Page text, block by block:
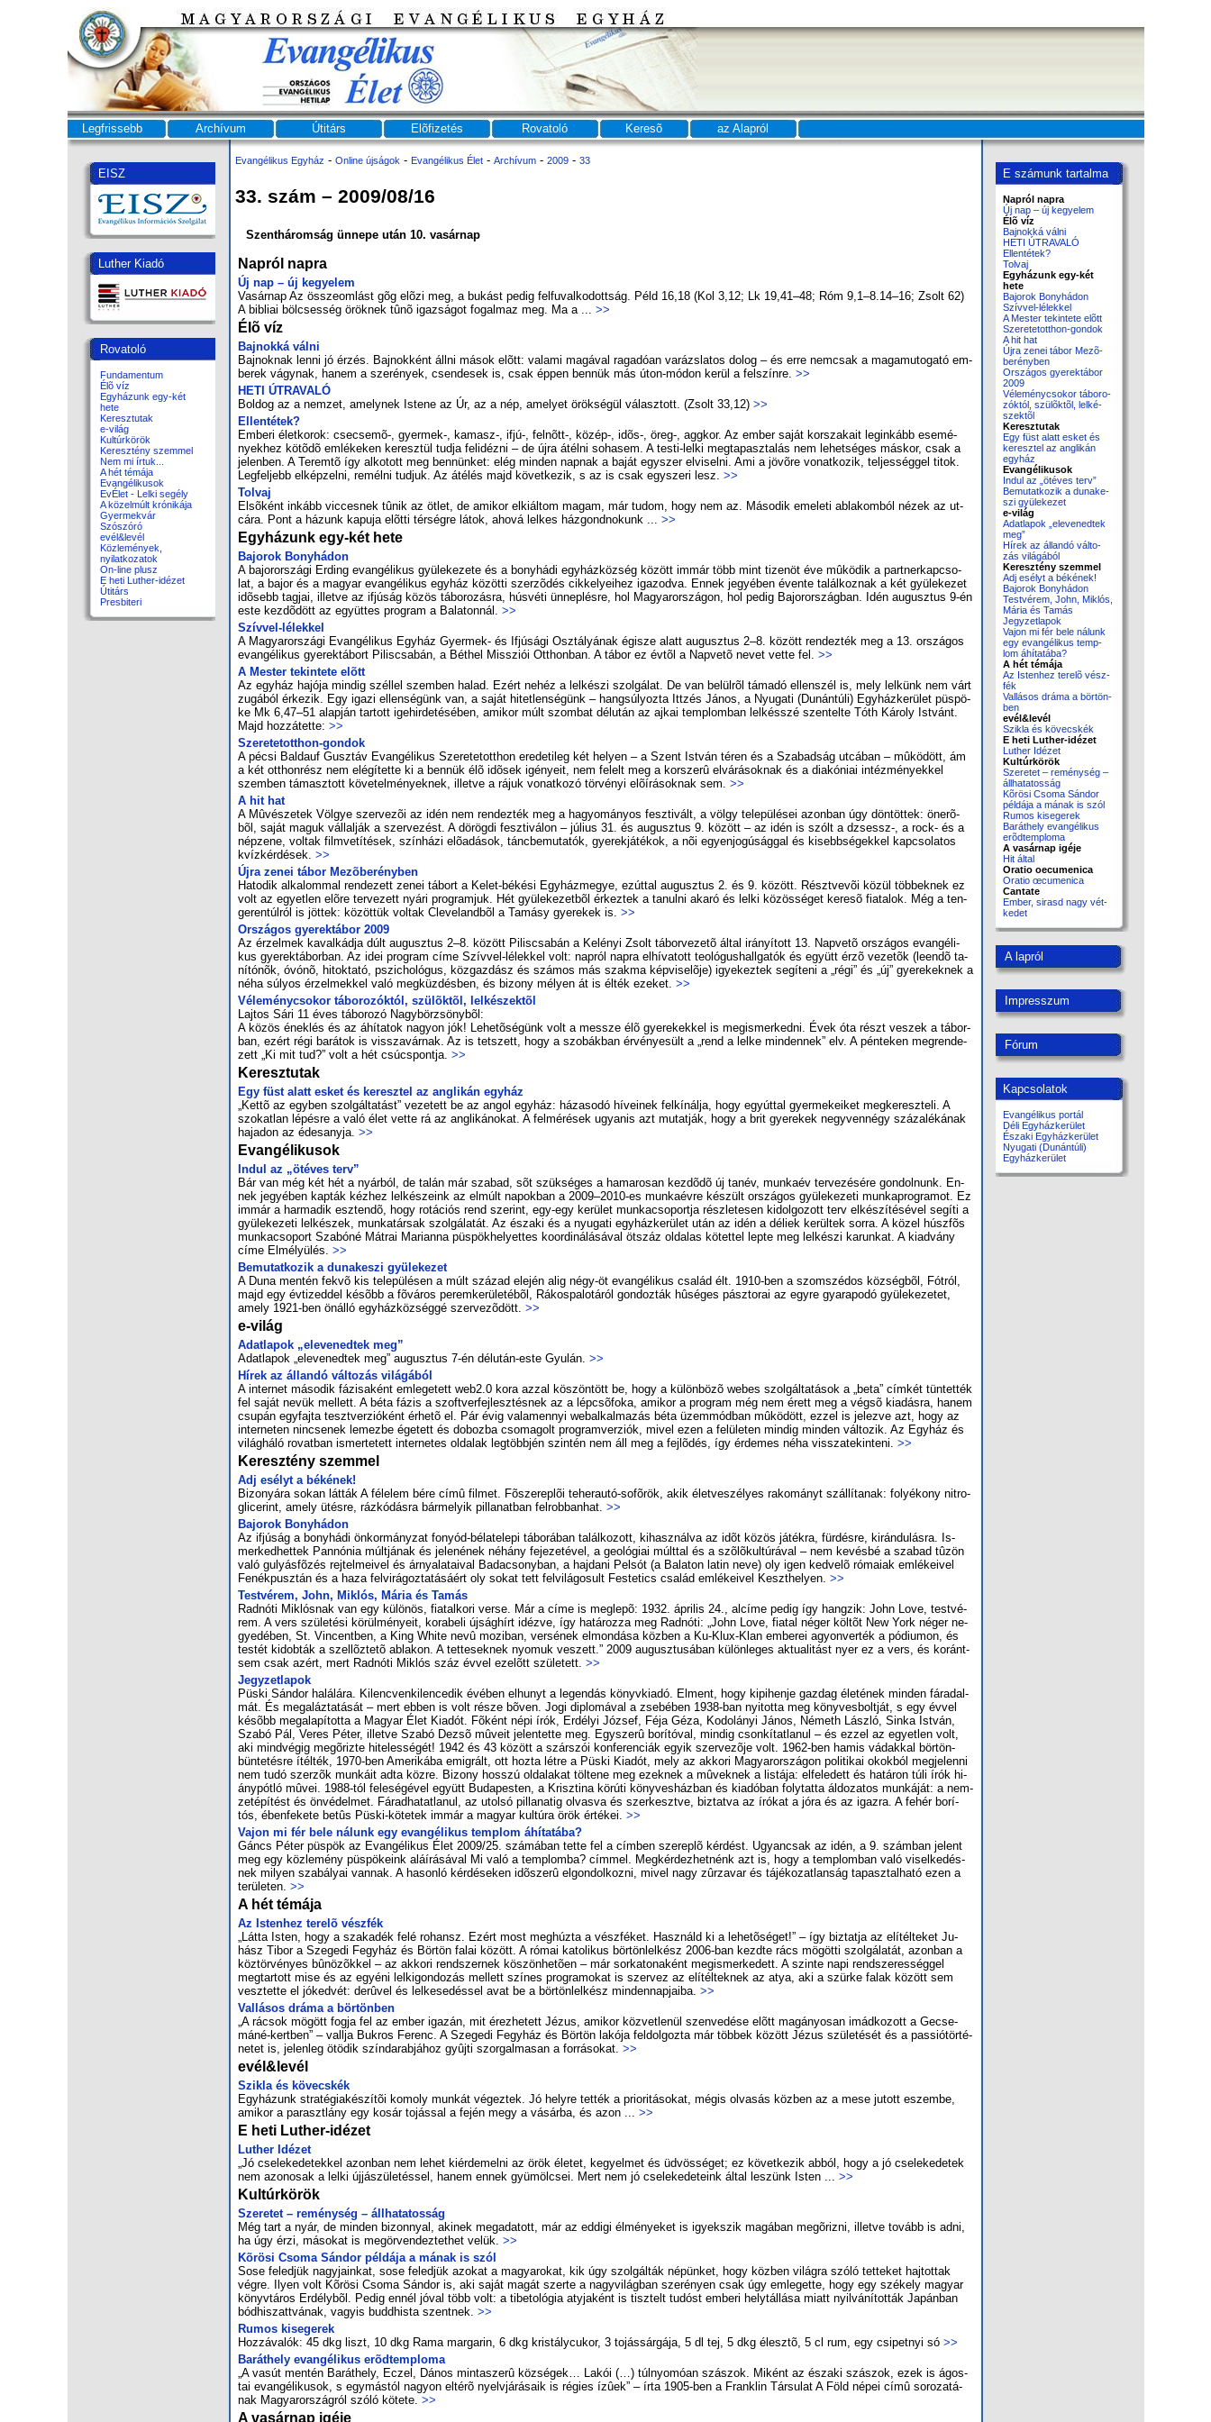
Legfrissebb Archívum Útitárs Elõfizetés Rovatoló Keresõ az Alapról
EISZ
Luther Kiadó
Rovatoló
Fundamentum
Élõ víz
Egyházunk egy-két
hete
Keresztutak
e-világ
Kultúrkörök
Keresztény szemmel
Nem mi írtuk...
A hét témája
Evangélikusok
EvÉlet - Lelki segély
A közelmúlt krónikája
Gyermekvár
Szószóró
evél&levél
Közlemények,
nyilatkozatok
On-line plusz
E heti Luther-idézet
Útitárs
Presbiteri
Evangélikus Egyház - Online újságok- Evangélikus Élet- Archívum- 2009- 33
33. szám – 2009/08/16
Szentháromság ünnepe után 10. vasárnap
Napról napra
Új nap – új kegyelem
Va­sár­nap Az össze­om­lást gõg elõ­zi meg, a bu­kást pe­dig fel­fu­val­ko­dott­ság. Péld 16,18 (Kol 3,12; Lk 19,41–48; Róm 9,1–8.14–16; Zsolt 62)
A bib­li­ai böl­cses­ség örök­nek tû­nõ igaz­sá­got fo­gal­maz meg. Ma a ... >>
Élõ víz
Baj­nok­ká vál­ni
Baj­nok­nak len­ni jó ér­zés. Baj­nok­ként áll­ni má­sok elõtt: va­la­mi ma­gá­val ra­ga­dó­an va­rázs­la­tos do­log – és er­re nem­csak a ma­ga­mu­to­ga­tó em­
be­rek vágy­nak, ha­nem a sze­ré­nyek, csen­de­sek is, csak ép­pen ben­nük más úton-mó­don ke­rül a fel­szín­re. >>
HE­TI ÚT­RA­VA­LÓ
Bol­dog az a nem­zet, amely­nek Is­te­ne az Úr, az a nép, ame­lyet örök­sé­gül vá­lasz­tott. (Zsolt 33,12) >>
El­len­té­tek?
Em­be­ri élet­ko­rok: cse­cse­mõ-, gyer­mek-, ka­masz-, if­jú-, fel­nõtt-, kö­zép-, idõs-, öreg-, agg­kor. Az em­ber sa­ját kor­sza­ka­it leg­in­kább ese­mé­
nyek­hez kö­tõ­dõ em­lé­ke­ken ke­resz­tül tud­ja fel­idéz­ni – de új­ra át­él­ni so­ha­sem. A tes­ti-lel­ki meg­ta­pasz­ta­lás nem le­het­sé­ges más­kor, csak a
je­len­ben. A Te­rem­tõ így al­ko­tott meg ben­nün­ket: elég min­den nap­nak a ba­ját egy­szer el­vi­sel­ni. Ami a jö­võ­re vo­nat­ko­zik, tel­jes­ség­gel ti­tok.
Leg­fel­jebb el­kép­zel­ni, re­mél­ni tud­juk. Az át­élés majd kö­vet­ke­zik, s az is csak egy­sze­ri lesz. >>
Tol­vaj
El­sõ­ként in­kább vic­ces­nek tû­nik az öt­let, de ami­kor el­ki­ál­tom ma­gam, már tu­dom, hogy nem az. Má­so­dik eme­le­ti ab­la­kom­ból né­zek az ut­
cá­ra. Pont a há­zunk ka­pu­ja elõt­ti tér­ség­re lá­tok, aho­vá lel­kes ház­gond­no­kunk ... >>
Egyházunk egy-két hete
Ba­jo­rok Bony­há­don
A ba­jor­or­szá­gi Er­ding evan­gé­li­kus gyü­le­ke­ze­te és a bony­há­di egy­ház­köz­ség kö­zött im­már több mint ti­zen­öt éve mû­kö­dik a part­ner­kap­cso­
lat, a ba­jor és a ma­gyar evan­gé­li­kus egy­ház kö­zöt­ti szer­zõ­dés cik­ke­lye­i­hez iga­zod­va. En­nek je­gyé­ben éven­te ta­lál­koz­nak a két gyü­le­ke­zet
idõ­sebb tag­jai, il­let­ve az if­jú­ság kö­zös tá­bo­ro­zás­ra, hús­vé­ti ün­nep­lés­re, hol Ma­gyar­or­szá­gon, hol pe­dig Ba­jor­or­szág­ban. Idén au­gusz­tus 9-én
es­te kez­dõ­dött az együt­tes prog­ram a Ba­la­ton­nál. >>
Szív­vel-lé­lek­kel
A Ma­gyar­or­szá­gi Evan­gé­li­kus Egy­ház Gyer­mek- és If­jú­sá­gi Osz­tá­lyá­nak égi­sze alatt au­gusz­tus 2–8. kö­zött ren­dez­ték meg a 13. or­szá­gos
evan­gé­li­kus gye­rek­tá­bort Pi­lis­csa­bán, a Bé­thel Misszi­ói Ott­hon­ban. A tá­bor ez év­tõl a Nap­ve­tõ ne­vet vet­te fel. >>
A Mester tekintete elõtt
Az egy­ház ha­jó­ja min­dig ­szél­lel szem­ben ha­lad. Ezért ne­héz a lel­ké­szi szol­gá­lat. De van be­lül­rõl tá­ma­dó el­len­szél is, mely lel­künk nem várt
zu­gá­ból ér­ke­zik. Egy iga­zi el­len­sé­günk van, a sa­ját hi­tet­len­sé­günk – hang­sú­lyoz­ta Itt­zés Já­nos, a Nyu­ga­ti (Du­nán­tú­li) Egy­ház­ke­rü­let püs­pö­
ke Mk 6,47–51 alap­ján tar­tott ige­hir­de­té­sé­ben, ami­kor múlt szom­bat dél­után az aj­kai temp­lom­ban lel­késszé szen­tel­te Tóth Ká­roly Ist­vánt.
Majd hoz­zá­tet­te: >>
Sze­re­tet­ott­hon-gon­dok
A pé­csi Bal­da­uf Gusz­táv Evan­gé­li­kus Sze­re­tet­ott­hon ere­de­ti­leg két he­lyen – a Szent Ist­ván té­ren és a Sza­bad­ság ut­cá­ban – mû­kö­dött, ám
a két ott­hon­rész nem elé­gí­tet­te ki a ben­nük élõ idõ­sek igé­nye­it, nem fe­lelt meg a kor­sze­rû el­vá­rá­sok­nak és a dia­kó­ni­ai in­téz­mé­nyek­kel
szem­ben tá­masz­tott kö­ve­tel­mé­nyek­nek, il­let­ve a rá­juk vo­nat­ko­zó tör­vé­nyi elõ­írá­sok­nak sem. >>
A hit hat
A Mû­vé­sze­tek Völ­gye szer­ve­zõi az idén nem ren­dez­ték meg a ha­gyo­má­nyos fesz­ti­vált, a völgy te­le­pü­lé­sei azon­ban úgy dön­töt­tek: ön­erõ­
bõl, sa­ját ma­guk vál­lal­ják a szer­ve­zést. A dö­rög­di fesz­ti­vá­lon – jú­li­us 31. és au­gusz­tus 9. kö­zött – az idén is szólt a dzsessz-, a rock- és a
nép­ze­ne, vol­tak film­ve­tí­té­sek, szín­há­zi elõ­adá­sok, tánc­be­mu­ta­tók, gye­rek­já­té­kok, a nõi egyen­jo­gú­ság­gal és ki­sebb­sé­gek­kel kap­cso­la­tos
kvíz­kér­dé­sek. >>
Új­ra ze­nei tá­bor Me­zõ­be­rény­ben
Ha­to­dik al­ka­lom­mal ren­de­zett ze­nei tá­bort a Ke­let-bé­ké­si Egy­ház­me­gye, ezúttal augusztus 2. és 9. között. Részt­ve­või kö­zül töb­bek­nek ez
volt az egyet­len elõ­re ter­ve­zett nyá­ri prog­ram­juk. Hét gyü­le­ke­zet­bõl ér­kez­tek a ta­nul­ni aka­ró és lel­ki kö­zös­sé­get ke­re­sõ fi­a­ta­lok. Még a ten­
ge­ren­túl­ról is jöt­tek: kö­zöt­tük vol­tak Cleve­land­bõl a Ta­másy gye­re­kek is. >>
Országos gyerektábor 2009
Az ér­zel­mek ka­val­kád­ja dúlt au­gusz­tus 2–8. kö­zött Pi­lis­csa­bán a Ke­lé­nyi Zsolt tá­bor­ve­ze­tõ ál­tal irá­nyí­tott 13. Nap­ve­tõ or­szá­gos evan­gé­li­
kus gye­rek­tá­bor­ban. Az idei prog­ram cí­me Szív­vel-lé­lek­kel volt: nap­ról nap­ra el­hí­va­tott teo­ló­gus­hall­ga­tók és együtt ér­zõ ve­ze­tõk (le­en­dõ ta­
ní­tó­nõk, óvó­nõ, hit­ok­ta­tó, pszi­cho­ló­gus, köz­gaz­dász és szá­mos más szak­ma kép­vi­se­lõ­je) igye­kez­tek se­gí­te­ni a „ré­gi” és „új” gye­re­kek­nek a
né­ha sú­lyos ér­zel­mek­kel va­ló meg­küz­dés­ben, és bi­zony mé­lyen át is él­ték eze­ket. >>
Vé­le­ménycsokor tá­bo­ro­zók­tól, szü­lõk­tõl, lelké­szek­tõl
Laj­tos Sá­ri 11 éves tá­bo­ro­zó Nagy­bör­zsöny­bõl:
A kö­zös ének­lés és az áhí­ta­tok na­gyon jók! Le­he­tõ­sé­günk volt a messze élõ gye­re­kek­kel is meg­is­mer­ked­ni. Évek óta részt ve­szek a tá­bor­
ban, ezért ré­gi ba­rá­tok is vissza­vár­nak. Az is tet­szett, hogy a szo­bák­ban ér­vé­nye­sült a „rend a lel­ke minden­nek” elv. A pén­te­ken meg­ren­de­
zett „Ki mit tud?” volt a hét csúcs­pont­ja. >>
Keresztutak
Egy füst alatt es­ket és ke­resz­tel az ang­li­kán egy­ház
„Ket­tõ az egy­ben szol­gál­ta­tást” ve­ze­tett be az an­gol egy­ház: há­za­so­dó hí­ve­i­nek fel­kí­nál­ja, hogy egy­út­tal gyer­me­ke­i­ket megke­resz­te­li. A
szo­kat­lan lé­pés­re a va­ló élet vet­te rá az ang­li­ká­no­kat. A fel­mé­ré­sek ugyan­is azt mu­tat­ják, hogy a brit gye­re­kek negy­ven­négy szá­za­lé­ká­nak
ha­ja­don az édes­any­ja. >>
Evangélikusok
In­dul az „öt­éves terv”
Bár van még két hét a nyár­ból, de ta­lán már sza­bad, sõt szük­sé­ges a ha­ma­ro­san kez­dõ­dõ új tan­év, mun­ka­év ter­ve­zé­sé­re gon­dol­nunk. En­
nek je­gyé­ben kap­ták kéz­hez lel­ké­sze­ink az el­múlt na­pok­ban a 2009–2010-es mun­ka­év­re ké­szült or­szá­gos gyü­le­ke­ze­ti mun­ka­prog­ra­mot. Ez
im­már a har­ma­dik esz­ten­dõ, hogy ro­tá­ci­ós rend sze­rint, egy-egy ke­rü­let mun­ka­cso­port­ja rész­le­te­sen ki­dol­go­zott terv el­ké­szí­té­sé­vel se­gí­ti a
gyü­le­ke­ze­ti lel­ké­szek, mun­ka­tár­sak szol­gá­la­tát. Az észa­ki és a nyu­ga­ti egy­ház­ke­rü­let után az idén a dé­li­ek ke­rül­tek sor­ra. A kö­zel húsz­fõs
mun­ka­cso­port Sza­bó­né Mát­rai Ma­ri­an­na püs­pök­he­lyet­tes ko­or­di­ná­lá­sá­val öt­száz ol­da­las kö­tet­tel lep­te meg lel­ké­szi ka­run­kat. A kiadvány
címe Elmélyülés. >>
Be­mu­tat­ko­zik a du­na­ke­szi gyülekezet
A Du­na men­tén fek­võ kis te­le­pü­lé­sen a múlt század elején alig négy-öt evan­gé­li­kus csa­lád élt. 1910-ben a szom­szé­dos köz­ség­bõl, Fót­ról,
majd egy év­ti­zed­del ké­sõbb a fõ­vá­ros pe­rem­ke­rü­le­té­bõl, Rá­kos­pa­lo­tá­ról gon­doz­ták hû­sé­ges pász­to­rai az egy­re gya­ra­po­dó gyü­le­ke­ze­tet,
amely 1921-ben ön­ál­ló egy­ház­köz­ség­gé szer­ve­zõ­dött. >>
e-világ
Adat­la­pok „ele­ve­ned­tek meg”
Adat­la­pok „ele­ve­ned­tek meg” au­gusz­tus 7-én dél­után-es­te Gyu­lán. >>
Hí­rek az ál­lan­dó vál­to­zás vi­lá­gá­ból
A in­ter­net má­so­dik fá­zi­sa­ként em­le­ge­tett web2.0 ko­ra az­zal kö­szön­tött be, hogy a kü­lön­bö­zõ we­bes szol­gál­ta­tá­sok a „be­ta” cím­két tün­tet­ték
fel sa­ját ne­vük mel­lett. A bé­ta fá­zis a szoft­ver­fej­lesz­tés­nek az a lép­csõ­fo­ka, ami­kor a prog­ram még nem érett meg a vég­sõ ki­adás­ra, ha­nem
csu­pán egy­faj­ta teszt­ver­zi­ó­ként ér­he­tõ el. Pár évig va­la­mennyi web­al­kal­ma­zás bé­ta üzem­mód­ban mû­kö­dött, ez­zel is je­lez­ve azt, hogy az
in­ter­ne­ten nin­cse­nek le­mez­be ége­tett és do­boz­ba cso­ma­golt prog­ram­ver­zi­ók, mi­vel ezen a fe­lü­le­ten min­dig min­den vál­to­zik. Az Egy­ház és
vi­lág­há­ló ro­vat­ban is­mer­te­tett in­ter­ne­tes ol­da­lak leg­több­jén szin­tén nem áll meg a fej­lõ­dés, így ér­de­mes né­ha vissza­te­kin­te­ni. >>
Keresztény szemmel
Adj esélyt a bé­ké­nek!
Bi­zo­nyá­ra so­kan lát­ták A fé­le­lem bé­re cí­mû fil­met. Fõ­sze­rep­lõi te­her­au­tó-so­fõ­rök, akik élet­ve­szé­lyes ra­ko­mányt szál­lí­ta­nak: fo­lyé­kony nit­ro­
gli­ce­rint, amely ütés­re, ráz­kó­dás­ra bár­me­lyik pil­la­nat­ban fel­rob­ban­hat. >>
Bajorok Bonyhádon
Az if­jú­ság a bony­há­di ön­kor­mány­zat fo­nyód-bé­la­te­le­pi tá­bo­rá­ban ta­lál­ko­zott, ki­hasz­nál­va az idõt kö­zös já­ték­ra, für­dés­re, ki­rán­du­lás­ra. Is­
mer­ked­het­tek Pan­nó­nia múlt­já­nak és je­le­né­nek né­hány fe­je­ze­té­vel, a geo­ló­gi­ai múlt­tal és a szõ­lõ­kul­tú­rá­val – nem ke­vés­bé a sza­bad tû­zön
va­ló gu­lyás­fõ­zés rej­tel­me­i­vel és ár­nya­la­ta­i­val Ba­da­csony­ban, a haj­da­ni Pel­sót (a Ba­la­ton la­tin ne­ve) oly igen ked­ve­lõ ró­ma­i­ak em­lé­ke­i­vel
Fe­nék­pusz­tán és a ha­za fel­vi­rá­goz­ta­tá­sá­ért oly so­kat tett fel­vi­lá­go­sult Fes­te­tics csa­lád em­lé­ke­i­vel Keszt­he­lyen. >>
Test­vé­rem, John, Mik­lós, Má­ria és Ta­más
Rad­nó­ti Mik­lós­nak van egy kü­lö­nös, fi­a­tal­ko­ri ver­se. Már a cí­me is meg­le­põ: 1932. áp­ri­lis 24., al­cí­me pe­dig így hang­zik: John Lo­ve, test­vé­
rem. A vers szü­le­té­si kö­rül­mé­nye­it, ko­ra­be­li új­ság­hírt idéz­ve, így ha­tá­roz­za meg Rad­nó­ti: „John Lo­ve, fi­a­tal né­ger köl­tõt New York né­ger ne­
gye­dé­ben, St. Vin­cent­ben, a King White ne­vû mo­zi­ban, ver­sé­nek el­mon­dá­sa köz­ben a Ku-Klux-Klan em­be­rei agyon­ver­ték a pó­di­u­mon, és
tes­tét ki­dob­ták a szel­lõz­te­tõ ab­la­kon. A tet­te­sek­nek nyo­muk ve­szett.” 2009 au­gusz­tu­sá­ban kü­lön­le­ges ak­tu­a­li­tást nyer ez a vers, és ko­ránt­
sem csak azért, mert Rad­nó­ti Mik­lós száz év­vel ez­elõtt szü­le­tett. >>
Jegy­zet­la­pok
Püs­ki Sán­dor ha­lá­lá­ra. Ki­lenc­ven­ki­len­ce­dik évé­ben el­hunyt a le­gen­dás könyv­ki­adó. El­ment, hogy ki­pi­hen­je gaz­dag éle­té­nek min­den fá­ra­dal­
mát. És meg­aláz­ta­tá­sát – mert eb­ben is volt ré­sze bõ­ven. Jo­gi dip­lo­má­val a zse­bé­ben 1938-ban nyi­tot­ta meg köny­ves­bolt­ját, s egy év­vel
ké­sõbb meg­ala­pí­tot­ta a Ma­gyar Élet Ki­adót. Fõ­ként né­pi írók, Er­dé­lyi Jó­zsef, Fé­ja Gé­za, Ko­do­lá­nyi Já­nos, Né­meth Lász­ló, Sin­ka Ist­ván,
Sza­bó Pál, Ve­res Pé­ter, illetve Sza­bó De­zsõ mû­ve­it je­len­tet­te meg. Egy­sze­rû bo­rí­tó­val, min­dig cson­kí­tat­la­nul – és ez­zel az egyet­len volt,
aki mind­vé­gig meg­õriz­te hi­te­les­sé­gét! 1942 és 43 kö­zött a szár­szói kon­fe­ren­ci­ák egyik szer­ve­zõ­je volt. 1962-ben ha­mis vá­dak­kal bör­tön­
bün­te­tés­re ítél­ték, 1970-ben Ame­ri­ká­ba emig­rált, ott hoz­ta lét­re a Püs­ki Ki­adót, mely az ak­ko­ri Ma­gyar­or­szá­gon po­li­ti­kai okok­ból meg­je­len­ni
nem tu­dó szer­zõk mun­ká­it ad­ta köz­re. Bi­zony hosszú ol­da­la­kat töl­te­ne meg ezek­nek a mû­vek­nek a listája: el­fe­le­dett és ha­tá­ron tú­li írók hi­
ány­pót­ló mû­vei. 1988-tól fe­le­sé­gé­vel együtt Budapesten, a Krisz­ti­na kör­úti köny­ves­ház­ban és ki­adó­ban foly­tat­ta ál­do­za­tos mun­ká­ját: a nem­
zet­épí­tést és ön­vé­del­met. Fá­rad­ha­tat­la­nul, az utol­só pil­la­na­tig ol­vas­va és szer­keszt­ve, biz­tat­va az író­kat a jó­ra és az igaz­ra. A fe­hér bo­rí­
tós, ében­fe­ke­te be­tûs Püs­ki-kö­te­tek im­már a ma­gyar kul­tú­ra örök ér­té­kei. >>
Va­jon mi fér be­le ná­lunk egy evan­gé­li­kus temp­lom áhí­ta­tá­ba?
Gáncs Pé­ter püs­pök az Evan­gé­li­kus Élet 2009/25. szá­má­ban tet­te fel a cím­ben sze­rep­lõ kér­dést. Ugyan­csak az idén, a 9. szám­ban je­lent
meg egy köz­le­mény püs­pö­ke­ink alá­írá­sá­val Mi va­ló a temp­lom­ba? cím­mel. Meg­kér­dez­het­nénk azt is, hogy a temp­lom­ban va­ló vi­sel­ke­dés­
nek mi­lyen sza­bá­lyai van­nak. A ha­son­ló kér­dé­se­ken idõ­sze­rû el­gon­dol­koz­ni, mivel nagy zûr­za­var és tá­jé­ko­zat­lan­ság ta­pasz­tal­ha­tó ezen a
te­rü­le­ten. >>
A hét témája
Az Is­ten­hez te­re­lõ vész­fék
„Lát­ta Is­ten, hogy a sza­ka­dék fe­lé ro­hansz. Ezért most meg­húz­ta a vész­fé­ket. Hasz­náld ki a le­he­tõ­sé­get!” – így biz­tat­ja az el­ítél­te­ket Ju­
hász Ti­bor a Sze­ge­di Fegy­ház és Bör­tön fa­lai kö­zött. A ró­mai ka­to­li­kus bör­tön­lel­kész 2006-ban kezd­te rács mö­göt­ti szol­gá­la­tát, azon­ban a
köz­tör­vé­nyes bû­nö­zõk­kel – az ak­ko­ri rend­szer­nek kö­szön­he­tõ­en – már sor­ka­to­na­ként meg­is­mer­ke­dett. A szin­te na­pi rend­sze­res­ség­gel
meg­tar­tott mi­se és az egyé­ni lel­ki­gon­do­zás mel­lett szí­nes prog­ra­mo­kat is szer­vez az el­ítél­tek­nek az atya, aki a szür­ke fa­lak kö­zött sem
vesz­tet­te el jó­ked­vét: de­rû­vel és lel­ke­se­dés­sel avat be a bör­tön­lel­kész min­den­nap­ja­i­ba. >>
Val­lá­sos drá­ma a bör­tön­ben
„A rá­csok mö­gött fog­ja fel az em­ber iga­zán, mit érez­he­tett Jé­zus, ami­kor köz­vet­le­nül szen­ve­dé­se elõtt ma­gá­nyo­san imád­ko­zott a Ge­cse­
má­né-kert­ben” – vall­ja Buk­ros Fe­renc. A Sze­ge­di Fegy­ház és Bör­tön la­kó­ja fel­dol­goz­ta már töb­bek kö­zött Jé­zus szü­le­té­sét és a pas­sió­tör­té­
ne­tet is, je­len­leg ötö­dik szín­da­rab­já­hoz gyûj­ti szor­gal­ma­san a for­rá­so­kat. >>
evél&levél
Szik­la és kö­vecs­kék
Egy­há­zunk stra­té­gia­ké­szí­tõi ko­moly mun­kát vé­gez­tek. Jó hely­re tet­ték a pri­o­ri­tá­so­kat, még­is ol­va­sás köz­ben az a me­se ju­tott eszem­be,
ami­kor a pa­raszt­lány egy ko­sár to­jás­sal a fe­jén megy a vá­sár­ba, és azon ... >>
E heti Luther-idézet
Luther Idézet
„Jó cselekedetekkel azonban nem lehet kiérdemelni az örök életet, kegyelmet és üdvösséget; ez következik abból, hogy a jó cselekedetek
nem azonosak a lelki újjászületéssel, hanem ennek gyümölcsei. Mert nem jó cselekedeteink által leszünk Isten ... >>
Kultúrkörök
Sze­re­tet – re­mény­ség – áll­ha­ta­tos­ság
Még tart a nyár, de min­den bi­zonnyal, aki­nek meg­ada­tott, már az ed­di­gi él­mé­nye­ket is igyek­szik ma­gá­ban meg­õriz­ni, illetve to­vább is ad­ni,
ha úgy ér­zi, má­so­kat is meg­ör­ven­dez­tet­het velük. >>
Kõ­rö­si Cso­ma Sán­dor pél­dá­ja a má­nak is szól
So­se fe­led­jük nagy­ja­in­kat, so­se fe­led­jük azo­kat a ma­gya­ro­kat, kik úgy szol­gál­ták né­pün­ket, hogy köz­ben vi­lág­ra szó­ló tet­te­ket haj­tot­tak
vég­re. Ilyen volt Kõ­rö­si Cso­ma Sán­dor is, aki sa­ját ma­gát szer­te a nagy­vi­lág­ban sze­ré­nyen csak úgy em­le­get­te, hogy egy szé­kely ma­gyar
könyv­tá­ros Er­dély­bõl. Pe­dig en­nél jó­val több volt: a ti­be­to­ló­gia aty­ja­ként is tisz­telt tu­dóst em­be­ri helyt­ál­lá­sa mi­att nyil­vá­ní­tot­ták Ja­pán­ban
bód­hi­szattvá­nak, vagy­is budd­his­ta szent­nek. >>
Ru­mos kis­ege­rek
Hoz­zá­va­lók: 45 dkg liszt, 10 dkg Rama mar­ga­rin, 6 dkg kris­tály­cu­kor, 3 to­jás­sár­gá­ja, 5 dl tej, 5 dkg élesz­tõ, 5 cl rum, egy csi­pet­nyi só >>
Ba­rát­hely evan­gé­li­kus erõd­temp­lo­ma
„A vas­út men­tén Ba­rát­hely, Ec­zel, Dá­nos min­ta­sze­rû köz­sé­gek… La­kói (…) túl­nyo­mó­an szá­szok. Mi­ként az észa­ki szá­szok, ezek is ágos­
tai evan­gé­li­ku­sok, s egy­más­tól na­gyon el­té­rõ nyelv­já­rá­sa­ik is ré­gi­es ízû­ek” – írta 1905-ben a Frank­lin Tár­su­lat A Föld né­pei cí­mû so­ro­za­tá­
nak Ma­gyar­or­szág­ról szó­ló kö­te­te. >>
A vasárnap igéje
E számunk tartalma
Napról napra
Új nap – új kegyelem
Élõ víz
Baj­nok­ká vál­ni
HE­TI ÚT­RA­VA­LÓ
El­len­té­tek?
Tol­vaj
Egyházunk egy-két
hete
Ba­jo­rok Bony­há­don
Szív­vel-lé­lek­kel
A Mester tekintete elõtt
Sze­re­tet­ott­hon-gon­dok
A hit hat
Új­ra ze­nei tá­bor Me­zõ­
be­rény­ben
Országos gyerektábor
2009
Vé­le­ménycsokor tá­bo­ro­
zók­tól, szü­lõk­tõl, lelké­
szek­tõl
Keresztutak
Egy füst alatt es­ket és
ke­resz­tel az ang­li­kán
egy­ház
Evangélikusok
In­dul az „öt­éves terv”
Be­mu­tat­ko­zik a du­na­ke­
szi gyülekezet
e-világ
Adat­la­pok „ele­ve­ned­tek
meg”
Hí­rek az ál­lan­dó vál­to­
zás vi­lá­gá­ból
Keresztény szemmel
Adj esélyt a bé­ké­nek!
Bajorok Bonyhádon
Test­vé­rem, John, Mik­lós,
Má­ria és Ta­más
Jegy­zet­la­pok
Va­jon mi fér be­le ná­lunk
egy evan­gé­li­kus temp­
lom áhí­ta­tá­ba?
A hét témája
Az Is­ten­hez te­re­lõ vész­
fék
Val­lá­sos drá­ma a bör­tön­
ben
evél&levél
Szik­la és kö­vecs­kék
E heti Luther-idézet
Luther Idézet
Kultúrkörök
Sze­re­tet – re­mény­ség –
áll­ha­ta­tos­ság
Kõ­rö­si Cso­ma Sán­dor
pél­dá­ja a má­nak is szól
Ru­mos kis­ege­rek
Ba­rát­hely evan­gé­li­kus
erõd­temp­lo­ma
A vasárnap igéje
Hit ál­tal
Oratio oecumenica
Oratio œcumenica
Cantate
Em­ber, si­rasd nagy vét­
ke­det
A lapról
Impresszum
Fórum
Kapcsolatok
Evangélikus portál
Déli Egyházkerület
Északi Egyházkerület
Nyugati (Dunántúli)
Egyházkerület